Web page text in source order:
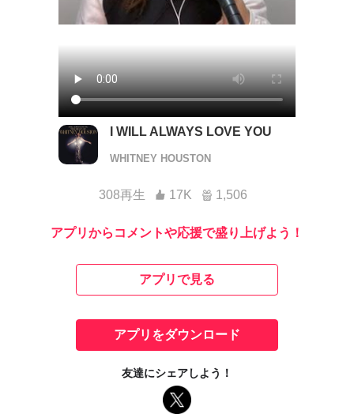
I WILL ALWAYS LOVE YOU
WHITNEY HOUSTON
308再生 17K 1,506
アプリからコメントや応援で盛り上げよう！
アプリで見る
アプリをダウンロード
友達にシェアしよう！